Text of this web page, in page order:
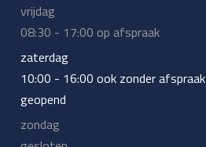
vrijdag
08:30 - 17:00 op afspraak
zaterdag
10:00 - 16:00 ook zonder afspraak
geopend
zondag